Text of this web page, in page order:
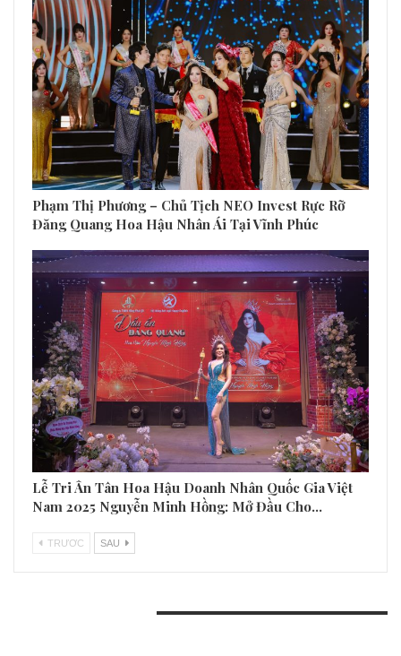
Phạm Thị Phương – Chủ Tịch NEO Invest Rực Rỡ
Đăng Quang Hoa Hậu Nhân Ái Tại Vĩnh Phúc
Lễ Tri Ân Tân Hoa Hậu Doanh Nhân Quốc Gia Việt
Nam 2025 Nguyễn Minh Hồng: Mở Đầu Cho…
TRƯƠC SAU